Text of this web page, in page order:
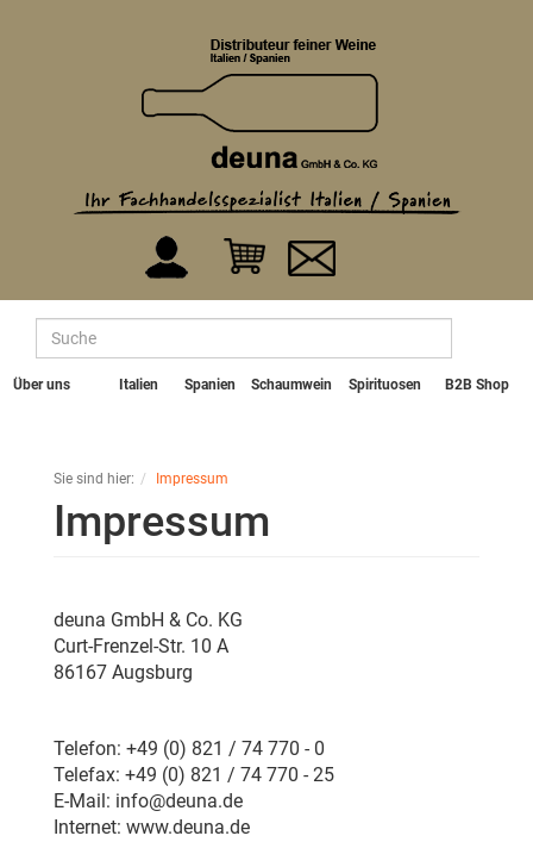
Über uns Italien Spanien Schaumwein Spirituosen B2B Shop
Sie sind hier: Impressum
Impressum
deuna GmbH & Co. KG
Curt-Frenzel-Str. 10 A
86167 Augsburg
Telefon: +49 (0) 821 / 74 770 - 0
Telefax: +49 (0) 821 / 74 770 - 25
E-Mail: info@deuna.de
Internet: www.deuna.de